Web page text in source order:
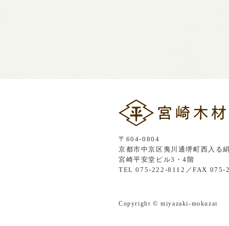
〒604-0804
京都市中京区夷川通堺町西入る
宮崎平安堂ビル3・4階
TEL 075-222-8112／FAX 075-
Copyright © miyazaki-mokuzai